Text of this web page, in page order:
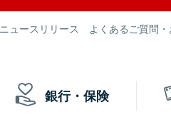
ニュースリリース よくあるご質問
銀行・保険